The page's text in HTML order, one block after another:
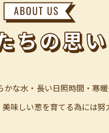
な水・長い日照時間・寒
味しい葱を育てる為には努